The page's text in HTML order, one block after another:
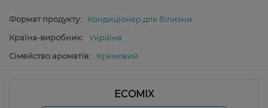
Формат продукту:
Кондиціонер для білизни
Країна-виробник:
Україна
Сімейство ароматів:
Кремовий
ECOMIX